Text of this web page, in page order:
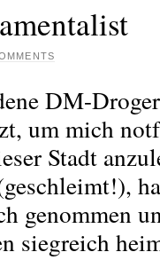
DM-
um mich
Stadt
genommen
siegreich